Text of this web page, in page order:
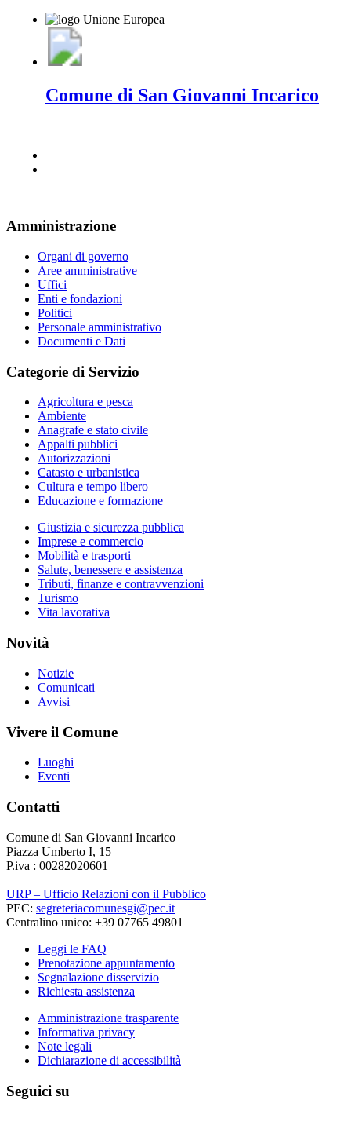
Comune di San Giovanni Incarico
Amministrazione
Organi di governo
Aree amministrative
Uffici
Enti e fondazioni
Politici
Personale amministrativo
Documenti e Dati
Categorie di Servizio
Agricoltura e pesca
Ambiente
Anagrafe e stato civile
Appalti pubblici
Autorizzazioni
Catasto e urbanistica
Cultura e tempo libero
Educazione e formazione
Giustizia e sicurezza pubblica
Imprese e commercio
Mobilità e trasporti
Salute, benessere e assistenza
Tributi, finanze e contravvenzioni
Turismo
Vita lavorativa
Novità
Notizie
Comunicati
Avvisi
Vivere il Comune
Luoghi
Eventi
Contatti
Comune di San Giovanni Incarico
Piazza Umberto I, 15
P.iva : 00282020601
URP – Ufficio Relazioni con il Pubblico
PEC: segreteriacomunesgi@pec.it
Centralino unico: +39 07765 49801
Leggi le FAQ
Prenotazione appuntamento
Segnalazione disservizio
Richiesta assistenza
Amministrazione trasparente
Informativa privacy
Note legali
Dichiarazione di accessibilità
Seguici su